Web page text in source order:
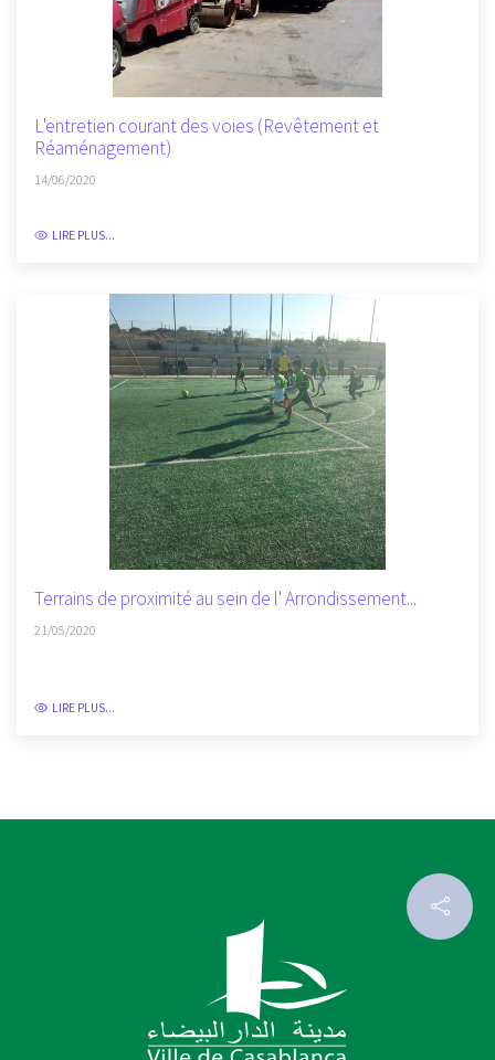
L'entretien courant des voies (Revêtement et
Réaménagement)
14/06/2020
LIRE PLUS...
Terrains de proximité au sein de l' Arrondissement...
21/05/2020
LIRE PLUS...